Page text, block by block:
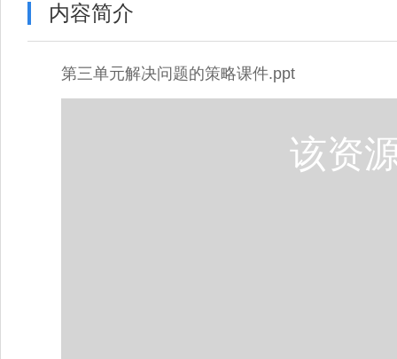
内容简介
第三单元解决问题的策略课件.ppt
该资